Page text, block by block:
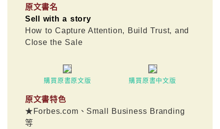
原文書名
Sell with a story
How to Capture Attention, Build Trust, and
Close the Sale
購買原書原文版 購買原書中文版
原文書特色
★Forbes.com、Small Business Branding
等